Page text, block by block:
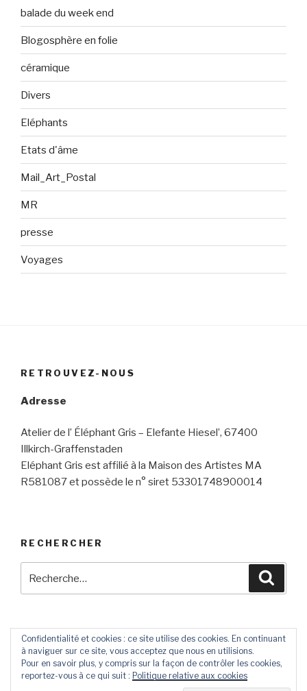
balade du week end
Blogosphère en folie
céramique
Divers
Eléphants
Etats d'âme
Mail_Art_Postal
MR
presse
Voyages
RETROUVEZ-NOUS
Adresse
Atelier de l’ Éléphant Gris – Elefante Hiesel’, 67400
Illkirch-Graffenstaden
Eléphant Gris est affilié à la Maison des Artistes MA
R581087 et possède le n° siret 53301748900014
RECHERCHER
pour
ContactLivre
D’Or
Confidentialité et cookies : ce site utilise des cookies. En continuant
à naviguer sur ce site, vous acceptez que nous en utilisions.
Pour en savoir plus, y compris sur la façon de contrôler les cookies,
reportez-vous à ce qui suit : Politique relative aux cookies